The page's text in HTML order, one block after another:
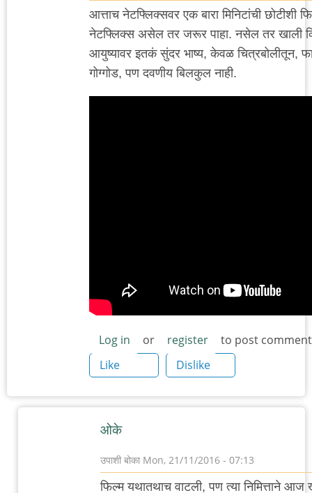
आत्ताच नेटफ्लिक्सवर एक बारा मिनिटांची
नेटफ्लिक्स असेल तर जरूर पाहा. नसेल तर खाली
आयुष्यावर इतकं सुंदर भाष्य, केवळ चित्रबोलीतून,
गोग्गोड, पण दवणीय बिलकुल नाही.
Log in or register
to post
Like
Dislike
ओके
उपाशी बोका Mon, 21/11/2016 - 07:13
In
फिल्म यथातथाच वाटली, पण त्या निमित्ताने आज